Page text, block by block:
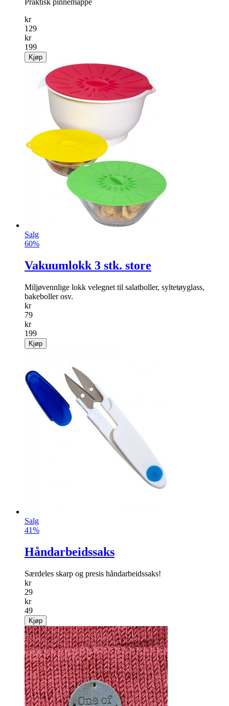
Praktisk pinnemappe
kr
129
kr
199
Kjøp
Salg
60%
Vakuumlokk 3 stk. store
Miljøvennlige lokk velegnet til salat­boller, sylte­tøyglass,
bakeboller osv.
kr
79
kr
199
Kjøp
Salg
41%
Håndarbeidssaks
Særdeles skarp og presis håndarbeidssaks!
kr
29
kr
49
Kjøp